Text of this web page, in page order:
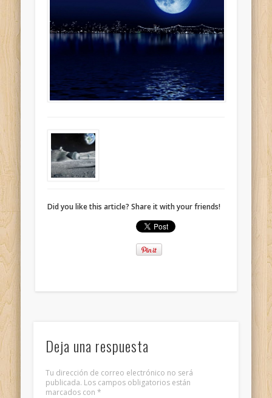
Did you like this article? Share it with your friends!
Deja una respuesta
Tu dirección de correo electrónico no será
publicada. Los campos obligatorios están
marcados con *